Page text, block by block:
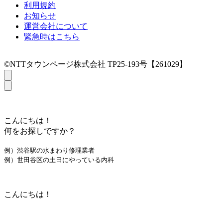
利用規約
お知らせ
運営会社について
緊急時はこちら
©NTTタウンページ株式会社 TP25-193号【261029】
こんにちは！
何をお探しですか？
例）渋谷駅の水まわり修理業者
例）世田谷区の土日にやっている内科
こんにちは！